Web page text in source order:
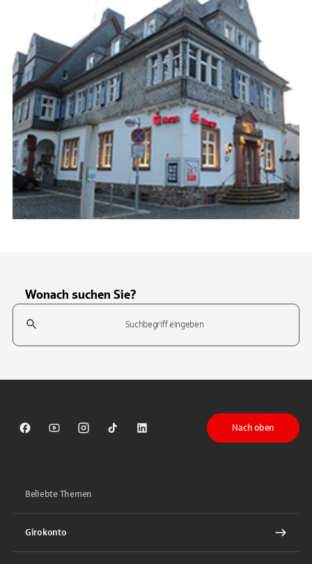
Wonach suchen Sie?
Suchfeld
Sparkasse auf Facebook
Sparkasse auf Youtube
Sparkasse auf Instagram
Sparkasse auf TikTok
Sparkasse auf LinkedIn
Nach oben
Beliebte Themen
Girokonto